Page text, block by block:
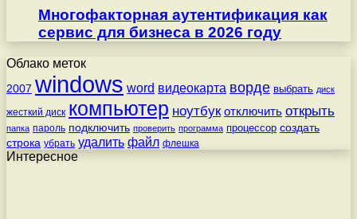
Многофакторная аутентификация как
сервис для бизнеса в 2026 году
Облако меток
2007 windows word видеокарта ворде выбрать диск
жесткий диск компьютер ноутбук отключить открыть
папка пароль подключить проверить программа процессор создать
строка убрать удалить файл флешка
Интересное